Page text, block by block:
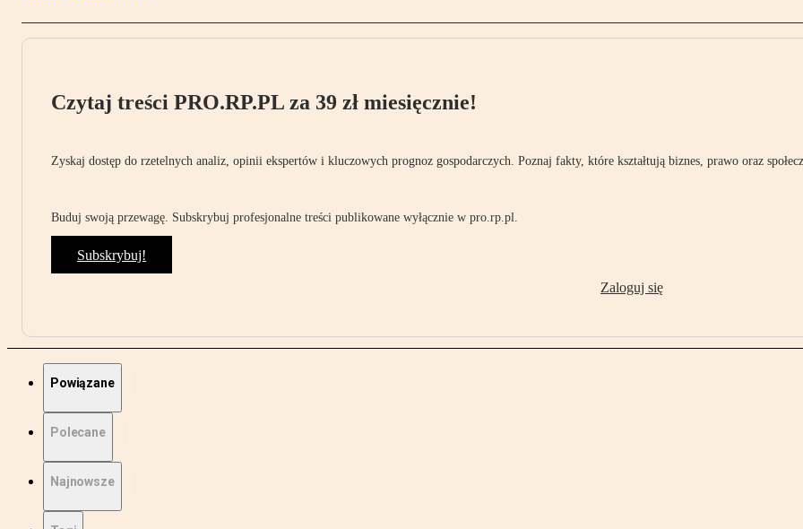
Czytaj treści PRO.RP.PL za 39 zł miesięcznie!
Zyskaj dostęp do rzetelnych analiz, opinii ekspertów i kluczowych prognoz gospodarczych. Poznaj fakty, które kształtują biznes, prawo oraz
Buduj swoją przewagę. Subskrybuj profesjonalne treści publikowane wyłącznie w pro.rp.pl.
Subskrybuj!
Zaloguj się
Powiązane
Polecane
Najnowsze